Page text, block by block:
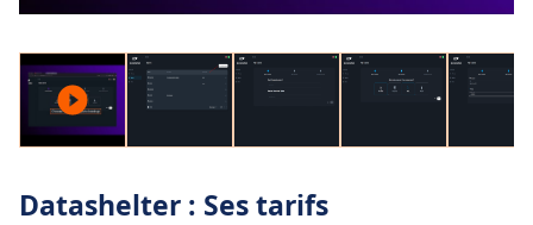
Datashelter : Ses tarifs